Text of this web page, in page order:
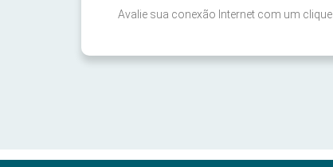
Avalie sua conexão Internet com um clique